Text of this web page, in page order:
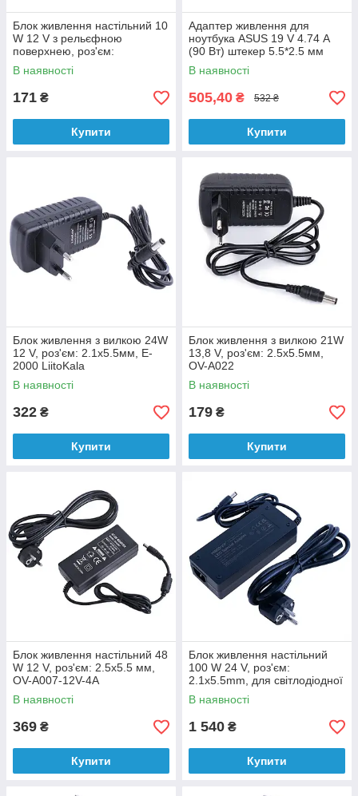
Блок живлення настільний 10
W 12 V з рельєфною
поверхнею, роз'єм:
2.1x5.5mm OV-A009
В наявності
171 ₴
Купити
Адаптер живлення для
ноутбука ASUS 19 V 4.74 А
(90 Вт) штекер 5.5*2.5 мм
Delta Electronics
В наявності
505,40 ₴ 532 ₴
Купити
Блок живлення з вилкою 24W
12 V, роз'єм: 2.1x5.5мм, E-
2000 LiitoKala
В наявності
322 ₴
Купити
Блок живлення з вилкою 21W
13,8 V, роз'єм: 2.5x5.5мм,
OV-A022
В наявності
179 ₴
Купити
Блок живлення настільний 48
W 12 V, роз'єм: 2.5x5.5 мм,
OV-A007-12V-4A
В наявності
369 ₴
Купити
Блок живлення настільний
100 W 24 V, роз'єм:
2.1x5.5mm, для світлодіодної
стрічки P100-24-A Mi-Light
В наявності
1 540 ₴
Купити